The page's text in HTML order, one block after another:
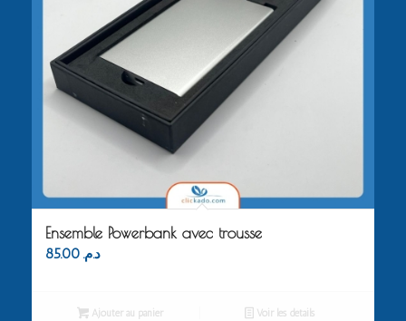
Ensemble Powerbank avec trousse
د.م. 85.00
Ajouter au panier Voir les détails